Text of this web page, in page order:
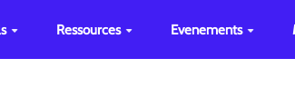
Ressources Evenements